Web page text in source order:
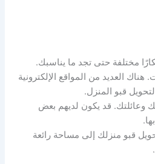
مختلفة حتى تجد ما يناسبك.
هناك العديد من المواقع الإلكترونية
قبو المنزل.
وعائلتك. قد يكون لديهم بعض
قبو منزلك إلى مساحة رائعة